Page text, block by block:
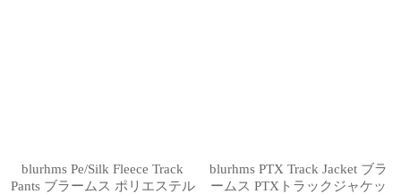
blurhms Pe/Silk Fleece Track
Pants ブラームス ポリエステル
blurhms PTX Track Jacket ブラ
ームス PTXトラックジャケッ